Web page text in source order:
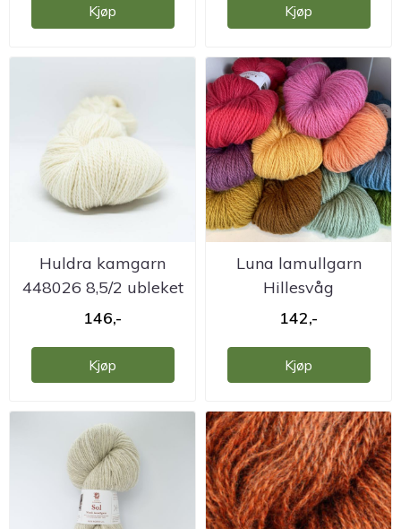
Kjøp Kjøp
Huldra kamgarn
448026 8,5/2 ubleket
hvit
146,-
Kjøp
Luna lamullgarn
Hillesvåg
Ullvarefabrikk
142,-
Kjøp